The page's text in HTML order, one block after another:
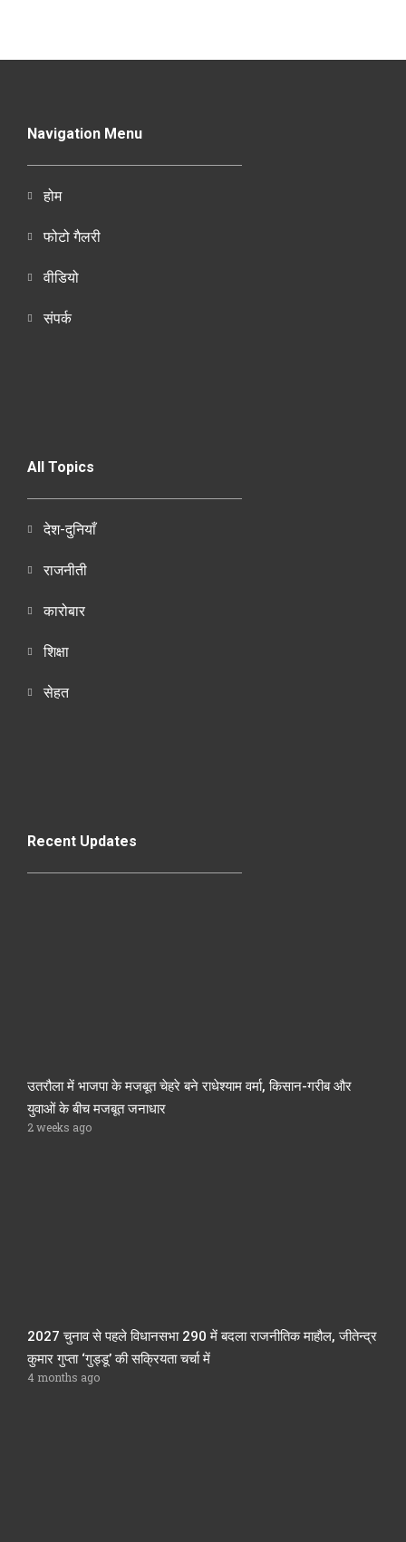
Navigation Menu
होम
फोटो गैलरी
वीडियो
संपर्क
All Topics
देश-दुनियाँ
राजनीती
कारोबार
शिक्षा
सेहत
Recent Updates
उतरौला में भाजपा के मजबूत चेहरे बने राधेश्याम वर्मा, किसान-गरीब और
युवाओं के बीच मजबूत जनाधार
2 weeks ago
2027 चुनाव से पहले विधानसभा 290 में बदला राजनीतिक माहौल, जीतेन्द्र
कुमार गुप्ता ‘गुड्डू’ की सक्रियता चर्चा में
4 months ago